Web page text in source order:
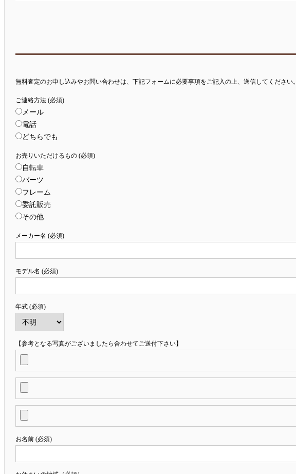
無料査定のお申し込みやお問い合わせは、下記フォームに必要事項をご記入の上、送信してください。
ご連絡方法 (必須)
メール
電話
どちらでも
お売りいただけるもの (必須)
自転車
パーツ
フレーム
委託販売
その他
メーカー名 (必須)
モデル名 (必須)
年式 (必須)
【参考となる写真がございましたら合わせてご送付下さい】
お名前 (必須)